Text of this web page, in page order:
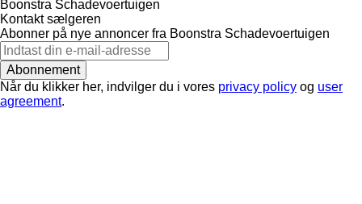
Boonstra Schadevoertuigen
Kontakt sælgeren
Abonner på nye annoncer fra Boonstra Schadevoertuigen
Abonnement
Når du klikker her, indvilger du i vores privacy policy og user
agreement.